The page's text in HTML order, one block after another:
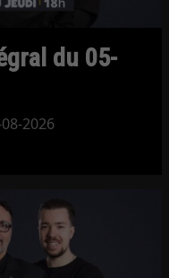
du 05-
2026